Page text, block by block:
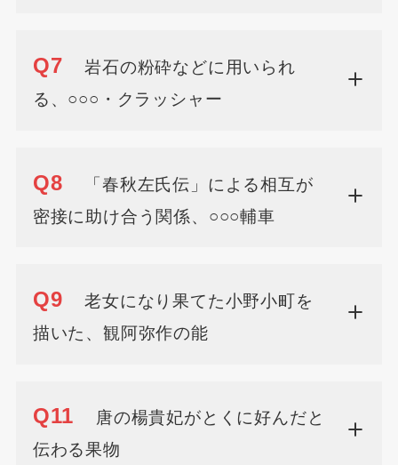
Q7
岩石の粉砕などに用いられ
る、○○○・クラッシャー
Q8
「春秋左氏伝」による相互が
密接に助け合う関係、○○○輔車
Q9
老女になり果てた小野小町を
描いた、観阿弥作の能
Q11
唐の楊貴妃がとくに好んだと
伝わる果物